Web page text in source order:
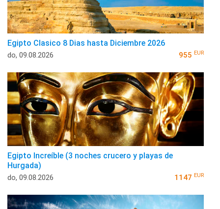
Egipto Clasico 8 Dias hasta Diciembre 2026
do, 09.08.2026 955 EUR
Egipto Increíble (3 noches crucero y playas de
Hurgada)
do, 09.08.2026 1147 EUR